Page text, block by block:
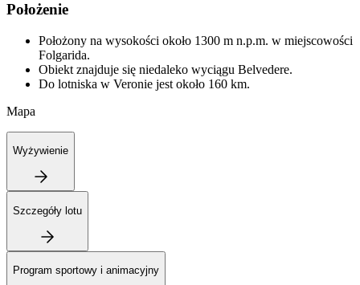
Położenie
Położony na wysokości około 1300 m n.p.m. w miejscowości
Folgarida.
Obiekt znajduje się niedaleko wyciągu Belvedere.
Do lotniska w Veronie jest około 160 km.
Mapa
Wyżywienie
Szczegóły lotu
Program sportowy i animacyjny